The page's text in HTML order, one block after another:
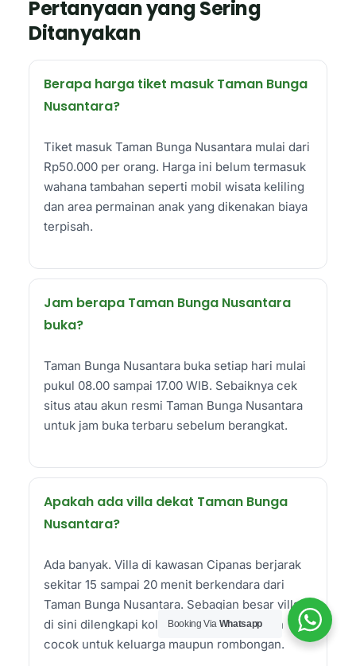
Pertanyaan yang Sering
Ditanyakan
Berapa harga tiket masuk Taman Bunga
Nusantara?
Tiket masuk Taman Bunga Nusantara mulai dari
Rp50.000 per orang. Harga ini belum termasuk
wahana tambahan seperti mobil wisata keliling
dan area permainan anak yang dikenakan biaya
terpisah.
Jam berapa Taman Bunga Nusantara
buka?
Taman Bunga Nusantara buka setiap hari mulai
pukul 08.00 sampai 17.00 WIB. Sebaiknya cek
situs atau akun resmi Taman Bunga Nusantara
untuk jam buka terbaru sebelum berangkat.
Apakah ada villa dekat Taman Bunga
Nusantara?
Ada banyak. Villa di kawasan Cipanas berjarak
sekitar 15 sampai 20 menit berkendara dari
Taman Bunga Nusantara. Sebagian besar villa
di sini dilengkapi kolam renang pribadi dan
cocok untuk keluarga maupun rombongan.
Booking Via Whatsapp